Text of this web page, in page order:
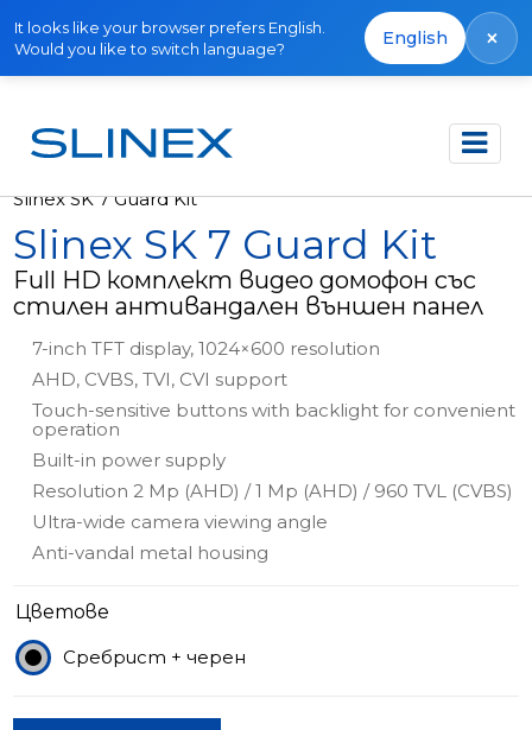
It looks like your browser prefers English.
Would you like to switch language?
English ×
Начало Продукти
Slinex SK 7 Guard Kit
Slinex SK 7 Guard Kit
Full HD комплект видео домофон със
стилен антивандален външен панел
7-inch TFT display, 1024×600 resolution
AHD, CVBS, TVI, CVI support
Touch-sensitive buttons with backlight for convenient
operation
Built-in power supply
Resolution 2 Mp (AHD) / 1 Mp (AHD) / 960 TVL (CVBS)
Ultra-wide camera viewing angle
Anti-vandal metal housing
Цветове
Сребрист + черен